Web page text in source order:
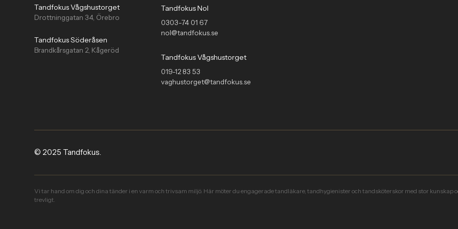
Tandfokus Vågshustorget
Drottninggatan 34, Örebro
Tandfokus Söderåsen
Brandkårsgatan 2, Kågeröd
Tandfokus Nol
nol@tandfokus.se
0303-74 01 67
Tandfokus Vågshustorget
vaghustorget@tandfokus.se
019-12 83 53
© 2025 Tandfokus.
Vi tar hand om dig och dina tänder i en varm och trivsam miljö. Här möter du engagerade tandläkare, tandhygienister och tandsköterskor med stor kunskap
trevligt.